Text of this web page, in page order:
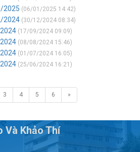
2025 (06/01/2025 14:42)
2024 (30/12/2024 08:34)
(17/09/2024 09:09)
(08/08/2024 15:46)
(01/07/2024 16:05)
(25/06/2024 16:21)
3 4 5 6 »
Và Khảo Thí